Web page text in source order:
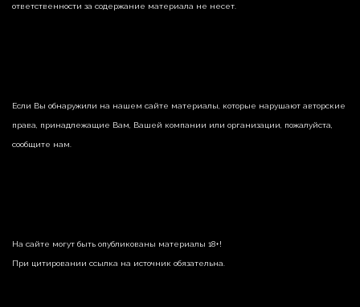
ответственности за содержание материала не несет.
Если Вы обнаружили на нашем сайте материалы, которые нарушают авторские
права, принадлежащие Вам, Вашей компании или организации, пожалуйста,
сообщите нам.
На сайте могут быть опубликованы материалы 18+!
При цитировании ссылка на источник обязательна.